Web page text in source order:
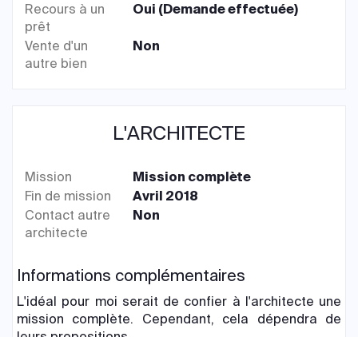
Recours à un
prêt
Oui (Demande effectuée)
Vente d'un
autre bien
Non
L'ARCHITECTE
Mission
Mission complète
Fin de mission
Avril 2018
Contact autre
architecte
Non
Informations complémentaires
L'idéal pour moi serait de confier à l'architecte une
mission complète. Cependant, cela dépendra de